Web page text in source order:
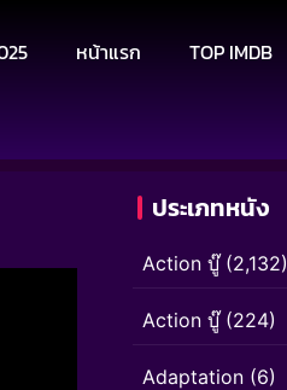
หน้าแรก TOP IMDB
ประเภทหนัง
Action บู๊(2,132)
Action บู๊(224)
Adaptation (6)